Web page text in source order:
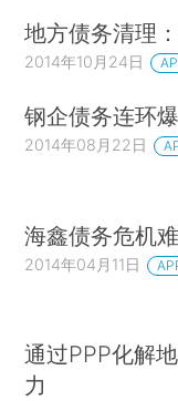
地方债务清理
2014年10月24日
钢企债务连环爆
2014年08月22日
海鑫债务危机
2014年04月11日
通过PPP化解
力